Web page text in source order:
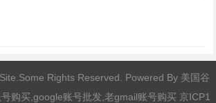
Rights Reserved. Powered By 美国谷
购买,google账号批发,老gmail账号购买 京ICP1